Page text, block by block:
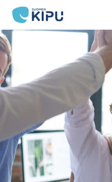
Siirry
sivun
sisältöön
Suomen Kipu ry